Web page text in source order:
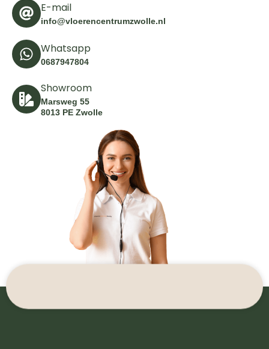
E-mail
info@vloerencentrumzwolle.nl
Whatsapp
0687947804
Showroom
Marsweg 55
8013 PE Zwolle